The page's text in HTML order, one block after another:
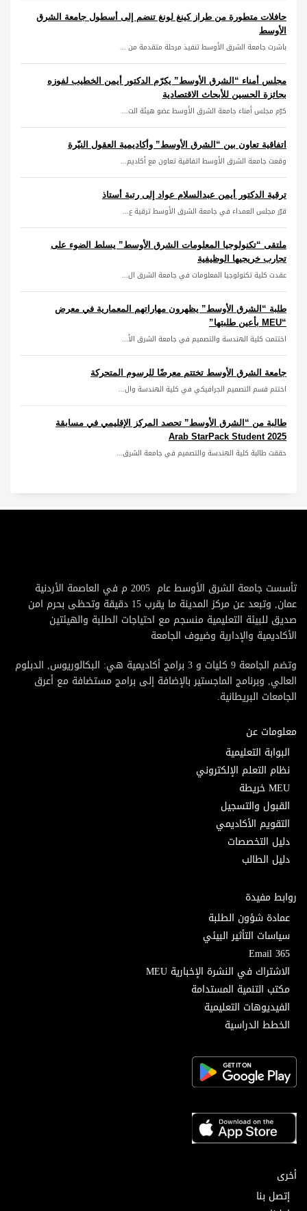
حافلات متطورة من طراز كينغ لونغ تنضم إلى أسطول جامعة الشرق
الأوسط
باشرت جامعة الشرق الأوسط تنفيذ مرحلة متقدمة من ...
مجلس أمناء “الشرق الأوسط” يكرّم الدكتور أيمن الخطيب لفوزه
بجائزة الحسين للأبحاث الاقتصادية
كرّم مجلس أمناء جامعة الشرق الأوسط عضو هيئة الت...
اتفاقية تعاون بين “الشرق الأوسط” وأكاديمية العقول النيّرة
وقعت جامعة الشرق الأوسط اتفاقية تعاون مع أكاديم...
ترقية الدكتور أيمن عبدالسلام عواد إلى رتبة أستاذ
قرّر مجلس العمداء في جامعة الشرق الأوسط ترقية ع...
ملتقى “تكنولوجيا المعلومات الشرق الأوسط” يسلط الضوء على
تجارب خريجيها الوظيفية
عقدت كلية تكنولوجيا المعلومات في جامعة الشرق ال...
طلبة “الشرق الأوسط” يظهرون مهاراتهم المعمارية في معرض
“MEU بأعين طلبتها”
اختتمت كلية الهندسة والتصميم في جامعة الشرق الأ...
جامعة الشرق الأوسط تختتم معرضًا للرسوم المتحركة
اختتم قسم التصميم الجرافيكي في كلية الهندسة وال...
طالبة من “الشرق الأوسط” تحصد المركز الإقليمي في مسابقة
Arab StarPack Student 2025
حققت طالبة كلية الهندسة والتصميم في جامعة الشرق...
تأسست جامعة الشرق الأوسط عام 2005 م في العاصمة الأردنية
عمان, وتبعد عن مركز المدينة ما يقرب 15 دقيقة وتحظى بحرم امن
صديق للبيئة التعليمية منسجم مع احتياجات الطلبة والهيئتين
الأكاديمية والإدارية وضيوف الجامعة
وتضم الجامعة 9 كليات و 3 برامج أكاديمية هي: البكالوريوس, الدبلوم
العالي, وبرنامج الماجستير بالإضافة إلى برامج مستضافة مع أعرق
الجامعات البريطانية.
معلومات عن
البوابة التعليمية
نظام التعلم الإلكتروني
MEU خريطة
القبول والتسجيل
التقويم الأكاديمي
دليل التخصصات
دليل الطالب
روابط مفيدة
عمادة شؤون الطلبة
سياسات التأثير البيئي
Email 365
الاشتراك في النشرة الإخبارية MEU
مكتب التنمية المستدامة
الفيديوهات التعليمية
الخطط الدراسية
أخرى
إتصل بنا